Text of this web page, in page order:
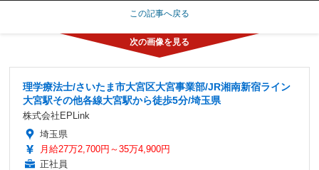
この記事へ戻る
理学療法士/さいたま市大宮区大宮事業部/JR湘南新宿ライン
大宮駅その他各線大宮駅から徒歩5分/埼玉県
株式会社EPLink
埼玉県
月給27万2,700円～35万4,900円
正社員